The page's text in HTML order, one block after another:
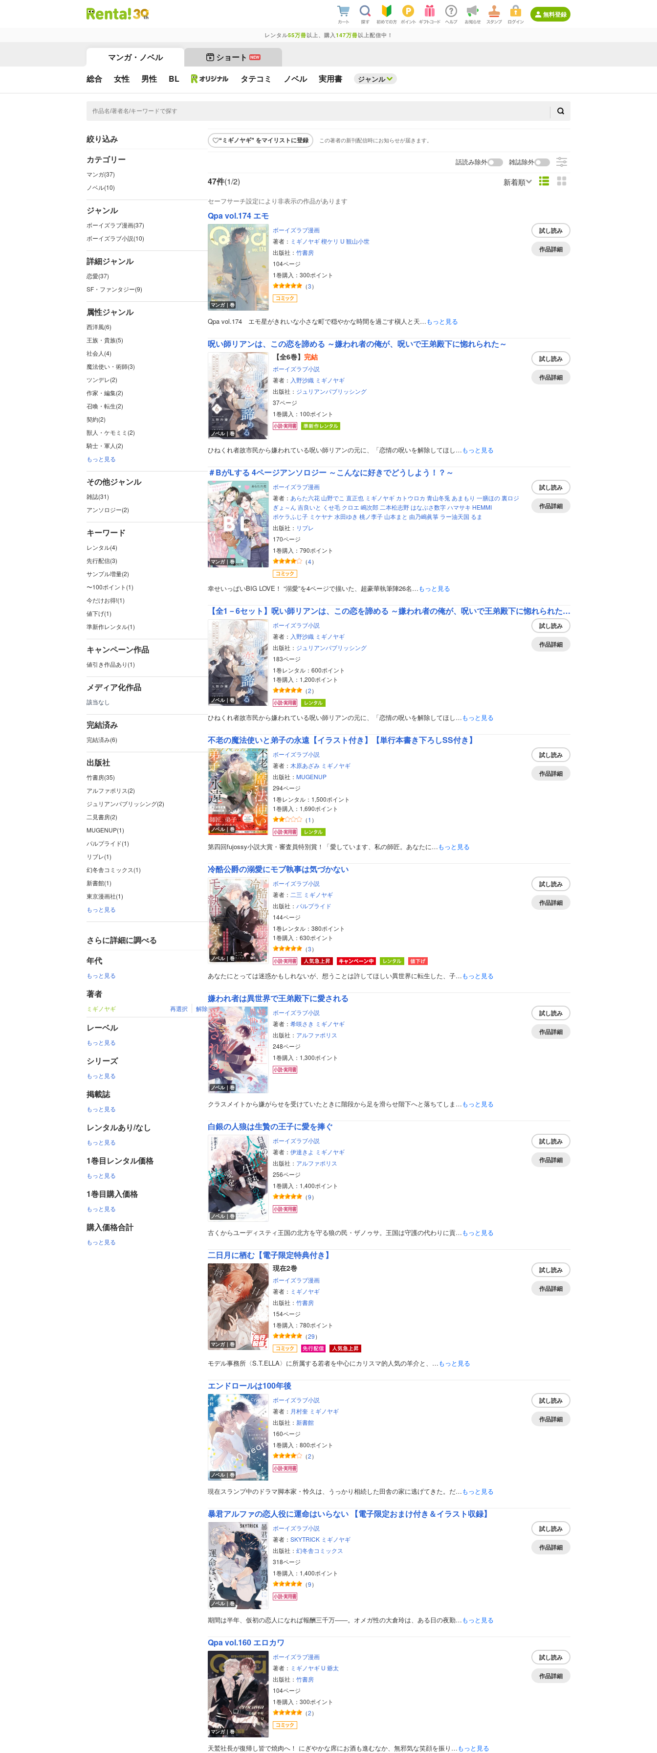
無料登録
レンタル55万冊以上、購入 147万冊以上配信中！
マンガ・ノベル ショート NEW
総合 女性 男性 BL タテコミ ノベル 実用書 ジャンル
絞り込み
カテゴリー
マンガ(37)
ノベル(10)
ジャンル
ボーイズラブ漫画(37)
ボーイズラブ小説(10)
詳細ジャンル
恋愛(37)
SF・ファンタジー(9)
属性ジャンル
西洋風(6)
王族・貴族(5)
社会人(4)
魔法使い・術師(3)
ツンデレ(2)
作家・編集(2)
召喚・転生(2)
契約(2)
獣人・ケモミミ(2)
騎士・軍人(2)
もっと見る
その他ジャンル
雑誌(31)
アンソロジー(2)
キーワード
レンタル(4)
先行配信(3)
サンプル増量(2)
〜100ポイント(1)
今だけお得!(1)
値下げ(1)
準新作レンタル(1)
キャンペーン作品
値引き作品あり(1)
メディア化作品
該当なし
完結済み
完結済み(6)
出版社
竹書房(35)
アルファポリス(2)
ジュリアンパブリッシング(2)
二見書房(2)
MUGENUP(1)
パルプライド(1)
リブレ(1)
幻冬舎コミックス(1)
新書館(1)
東京漫画社(1)
もっと見る
さらに詳細に調べる
年代
もっと見る
著者
ミギノヤギ 再選択 解除
レーベル
もっと見る
シリーズ
もっと見る
掲載誌
もっと見る
レンタルあり/なし
もっと見る
1巻目レンタル価格
もっと見る
1巻目購入価格
もっと見る
購入価格合計
もっと見る
“ミギノヤギ” をマイリストに登録 この著者の新刊配信時にお知らせが届きます。
話読み除外 雑誌除外
47件(1/2) 新着順
セーフサーチ設定により非表示の作品があります
ボーイズラブ
ティーンズラブ
美女・美少女
女性写真集
Qpa vol.174 エモ
マンガ｜巻
ボーイズラブ漫画
著者： ミギノヤギ 楔ケリ U 観山小世
出版社： 竹書房
104ページ
1巻購入：300ポイント
（3）
試し読み
作品詳細
Qpa vol.174 エモ星がきれいな小さな町で穏やかな時間を過ごす槇人と天…もっと見る
呪い師リアンは、この恋を諦める ～嫌われ者の俺が、呪いで王弟殿下に惚れられた～
ノベル｜巻
【全6巻】 完結
ボーイズラブ小説
著者： 入野沙織 ミギノヤギ
出版社： ジュリアンパブリッシング
37ページ
1巻購入：100ポイント
試し読み
作品詳細
ひねくれ者故市民から嫌われている呪い師リアンの元に、「恋情の呪いを解除してほし…もっと見る
＃BがLする 4ページアンソロジー ～こんなに好きでどうしよう！？～
マンガ｜巻
ボーイズラブ漫画
著者： あらた六花 山野でこ 直正也 ミギノヤギ カトウロカ 青山冬兎 あまもり 一膳ほの 裏ロジ
ぎょ～ん 吉良いと くせ毛 クロエ 嶋次郎 二本松志野 はなぶさ数字 ハマサキ HEMMI
ポケラふじ子 ミケヤナ 水田ゆき 桃ノ李子 山本まと 由乃嶋眞箏 ラー油天国 るま
出版社： リブレ
170ページ
1巻購入：790ポイント
（4）
試し読み
作品詳細
幸せいっぱいBIG LOVE！ “溺愛”を4ページで描いた、超豪華執筆陣26名…もっと見る
【全1－6セット】呪い師リアンは、この恋を諦める ～嫌われ者の俺が、呪いで王弟殿下に惚れられた～【イラスト付】
ノベル｜巻
ボーイズラブ小説
著者： 入野沙織 ミギノヤギ
出版社： ジュリアンパブリッシング
183ページ
1巻レンタル：600ポイント
1巻購入：1,200ポイント
（2）
試し読み
作品詳細
ひねくれ者故市民から嫌われている呪い師リアンの元に、「恋情の呪いを解除してほし…もっと見る
不老の魔法使いと弟子の永遠【イラスト付き】【単行本書き下ろしSS付き】
ノベル｜巻
ボーイズラブ小説
著者： 木原あざみ ミギノヤギ
出版社： MUGENUP
294ページ
1巻レンタル：1,500ポイント
1巻購入：1,690ポイント
（1 ）
試し読み
作品詳細
第四回fujossy小説大賞・審査員特別賞！「愛しています、私の師匠。あなたに…もっと見る
冷酷公爵の溺愛にモブ執事は気づかない
ノベル｜巻
ボーイズラブ小説
著者： 二三 ミギノヤギ
出版社： パルプライド
144ページ
1巻レンタル：380ポイント
1巻購入：630ポイント
（3）
試し読み
作品詳細
あなたにとっては迷惑かもしれないが、想うことは許してほしい異世界に転生した、子…もっと見る
嫌われ者は異世界で王弟殿下に愛される
ノベル｜巻
ボーイズラブ小説
著者： 希咲さき ミギノヤギ
出版社： アルファポリス
248ページ
1巻購入：1,300ポイント
試し読み
作品詳細
クラスメイトから嫌がらせを受けていたときに階段から足を滑らせ階下へと落ちてしま…もっと見る
白銀の人狼は生贄の王子に愛を捧ぐ
ノベル｜巻
ボーイズラブ小説
著者： 伊達きよ ミギノヤギ
出版社： アルファポリス
256ページ
1巻購入：1,400ポイント
（9）
試し読み
作品詳細
古くからユーディスティ王国の北方を守る狼の民・ザノゥサ。王国は守護の代わりに貢…もっと見る
二日月に栖む【電子限定特典付き】
マンガ｜巻
現在2巻
ボーイズラブ漫画
著者： ミギノヤギ
出版社： 竹書房
154ページ
1巻購入：780ポイント
（29）
試し読み
作品詳細
モデル事務所〈S.T.ELLA〉に所属する若者を中心にカリスマ的人気の羊介と、…もっと見る
エンドロールは100年後
ノベル｜巻
ボーイズラブ小説
著者： 月村奎 ミギノヤギ
出版社： 新書館
160ページ
1巻購入：800ポイント
（2）
試し読み
作品詳細
現在スランプ中のドラマ脚本家・怜久は、うっかり相続した田舎の家に逃げてきた。だ…もっと見る
暴君アルファの恋人役に運命はいらない 【電子限定おまけ付き＆イラスト収録】
ノベル｜巻
ボーイズラブ小説
著者： SKYTRICK ミギノヤギ
出版社： 幻冬舎コミックス
318ページ
1巻購入：1,400ポイント
（9）
試し読み
作品詳細
期間は半年、仮初の恋人になれば報酬三千万――。オメガ性の大倉玲は、ある日の夜勤…もっと見る
Qpa vol.160 エロカワ
マンガ｜巻
ボーイズラブ漫画
著者： ミギノヤギ U 爺太
出版社： 竹書房
104ページ
1巻購入：300ポイント
（2）
試し読み
作品詳細
天鷲社長が復帰し皆で焼肉へ！ にぎやかな席にお酒も進むなか、無邪気な笑顔を振り…もっと見る